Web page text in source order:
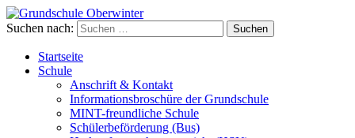
Grundschule Oberwinter
Suchen nach:
Startseite
Schule
Anschrift & Kontakt
Informationsbroschüre der Grundschule
MINT-freundliche Schule
Schülerbeförderung (Bus)